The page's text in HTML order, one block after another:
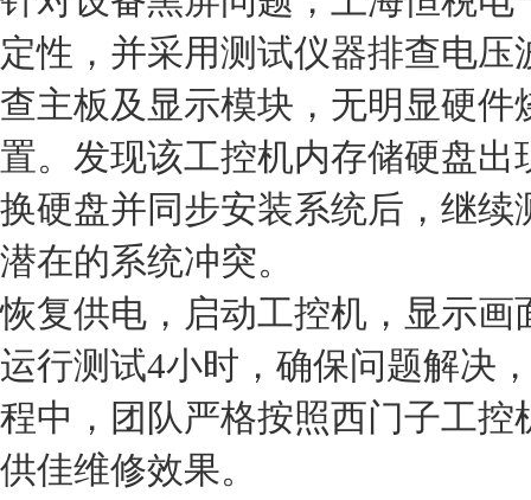
定性，并采用测试仪器排查电
查主板及显示模块，无明显硬
置。发现该工控机内存储硬盘
换硬盘并同步安装系统后，继
潜在的系统冲突。
恢复供电，启动工控机，显示
运行测试4小时，确保问题解决
程中，团队严格按照西门子工
供佳维修效果。